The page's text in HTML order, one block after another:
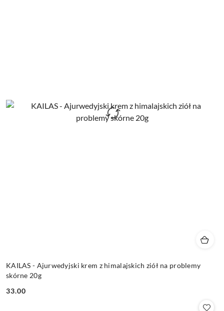
KAILAS - Ajurwedyjski krem z himalajskich ziół na problemy
skórne 20g
Cena:
33.00